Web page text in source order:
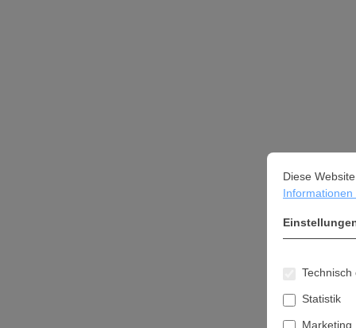
Cookie-
Diese Website
Diese
Informationen
Technisch
Statistik
Marketing